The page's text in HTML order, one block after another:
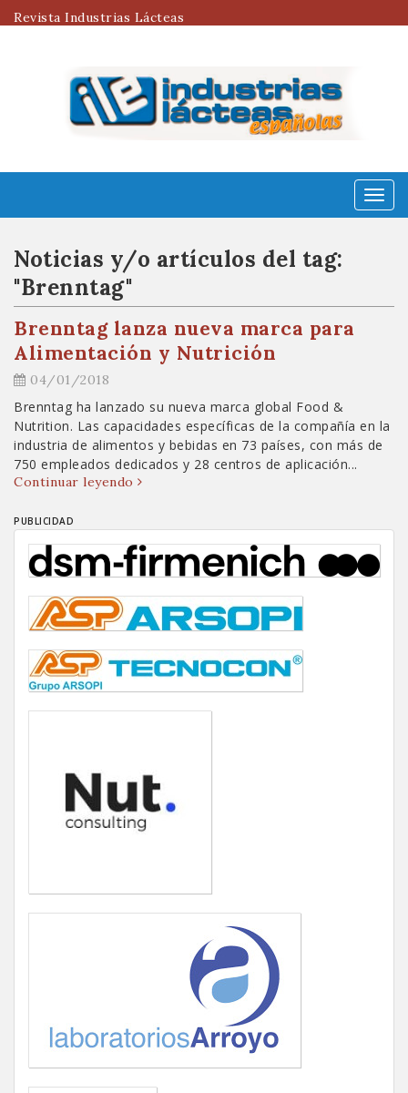
Revista Industrias Lácteas
Menú
Noticias y/o artículos del tag:
"Brenntag"
Brenntag lanza nueva marca para
Alimentación y Nutrición
04/01/2018
Brenntag ha lanzado su nueva marca global Food &
Nutrition. Las capacidades específicas de la compañía en la
industria de alimentos y bebidas en 73 países, con más de
750 empleados dedicados y 28 centros de aplicación...
Continuar leyendo
PUBLICIDAD